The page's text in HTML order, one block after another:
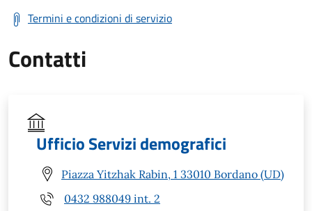
Termini e condizioni di servizio
Contatti
Ufficio Servizi demografici
Piazza Yitzhak Rabin, 1 33010 Bordano (UD)
0432 988049 int. 2